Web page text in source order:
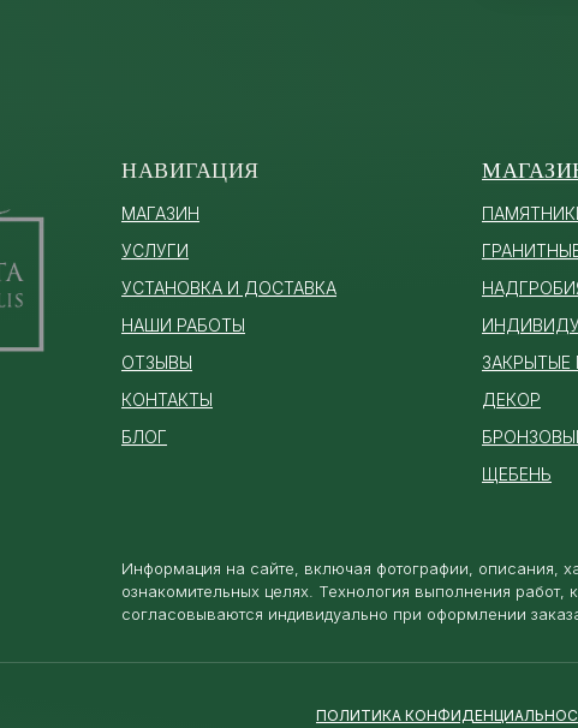
НАВИГАЦИЯ
МАГАЗИН
УСЛУГИ
УСТАНОВКА И ДОСТАВКА
НАШИ РАБОТЫ
ОТЗЫВЫ
КОНТАКТЫ
БЛОГ
ПАМЯТ
ЗАКРЫТЫЕ
ДЕКОР
ЩЕБЕНЬ
Информация на сайте, включая фотографии, описания,
ознакомительных целях. Технология выполнения работ,
согласовываются индивидуально при оформлении
ПОЛИТИКА